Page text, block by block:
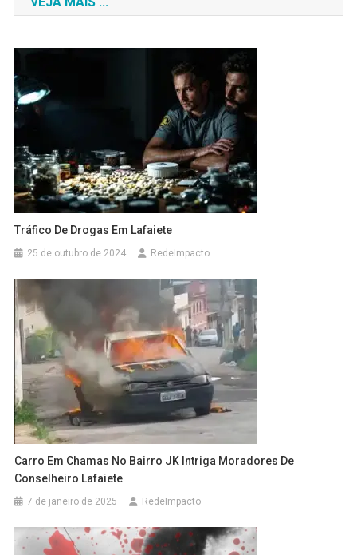
Post
Tráfico De Drogas Em Lafaiete
25 de outubro de 2024 RedeImpacto
Carro Em Chamas No Bairro JK Intriga Moradores De
Conselheiro Lafaiete
7 de janeiro de 2025 RedeImpacto